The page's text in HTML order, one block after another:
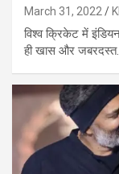
March 31, 2022
विश्व क्रिकेट में
ही खास और जबरदस्त…